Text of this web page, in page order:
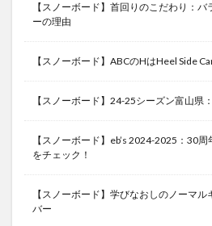
【スノーボード】首回りのこだわり：
ーの理由
【スノーボード】ABCのHはHeel Side
【スノーボード】24-25シーズン富山県
【スノーボード】eb’s 2024-2025：30
をチェック！
【スノーボード】学びなおしのノーマ
バー